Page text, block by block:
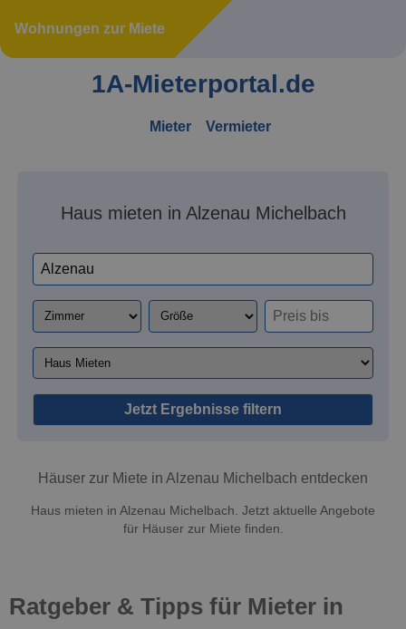
Wohnungen zur Miete
1A-Mieterportal.de
Mieter Vermieter
Haus mieten in Alzenau Michelbach
Jetzt Ergebnisse filtern
Häuser zur Miete in Alzenau Michelbach entdecken
Haus mieten in Alzenau Michelbach. Jetzt aktuelle Angebote
für Häuser zur Miete finden.
Ratgeber & Tipps für Mieter in